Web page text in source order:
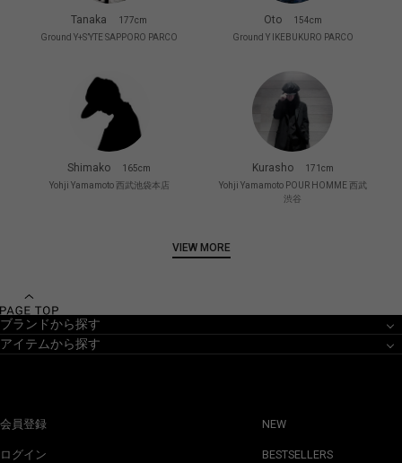
Tanaka
177cm
Ground Y+S’YTE SAPPORO PARCO
Oto
154cm
Ground Y IKEBUKURO PARCO
Shimako
165cm
Yohji Yamamoto 西武池袋本店
Kurasho
171cm
Yohji Yamamoto POUR HOMME 西武
渋谷
VIEW MORE
ブランドから探す
アイテムから探す
会員登録
ログイン
NEW
BESTSELLERS